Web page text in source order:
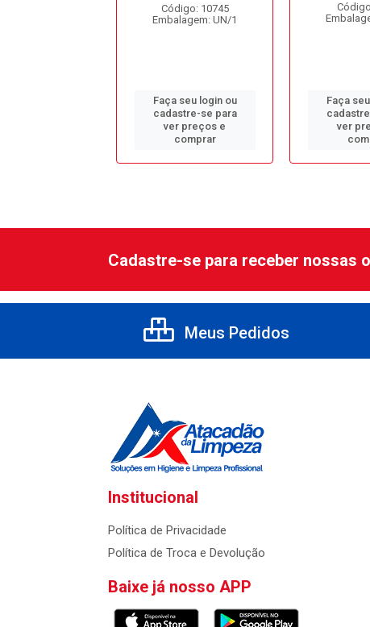
Código: 10745
Embalagem: UN/1
Faça seu login ou
cadastre-se para
ver preços e
comprar
Faça
ver
Cadastre-se para receber nossas
Meus Pedidos
Institucional
Política de Privacidade
Política de Troca e Devolução
Baixe já nosso APP